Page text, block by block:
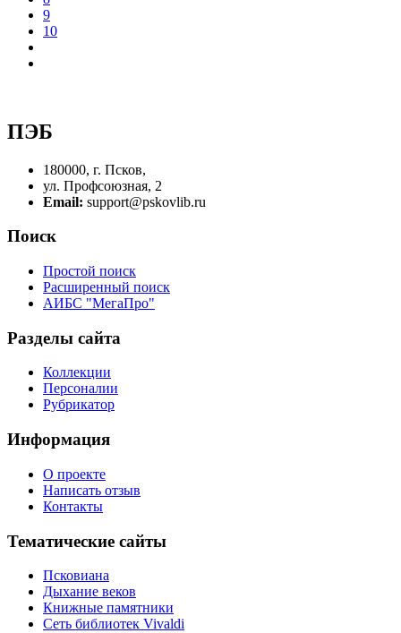
9
10
ПЭБ
180000, г. Псков,
ул. Профсоюзная, 2
Email: support@pskovlib.ru
Поиск
Простой поиск
Расширенный поиск
АИБС "МегаПро"
Разделы сайта
Коллекции
Персоналии
Рубрикатор
Информация
О проекте
Написать отзыв
Контакты
Тематические сайты
Псковиана
Дыхание веков
Книжные памятники
Сеть библиотек Vivaldi